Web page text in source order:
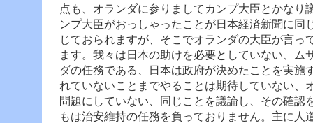
点も、オランダに参りましてカンプ大臣とかなり
ンプ大臣がおっしゃったことが日本経済新聞に同
じておられますが、そこでオランダの大臣が言っ
ます。我々は日本の助けを必要としていない、ム
ダの任務である、日本は政府が決めたことを実施
れていないことまでやることは期待していない、
問題にしていない、同じことを議論し、その確認
もは治安維持の任務を負っておりません。主に人